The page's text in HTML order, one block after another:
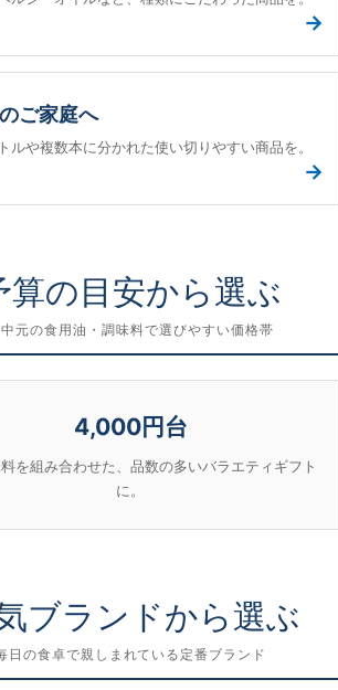
→
ご家庭へ
ルや複数本に分かれた使い切りやすい商品を。
→
算の目安から選ぶ
元の食用油・調味料で選びやすい価格帯
4,000円台
を組み合わせた、品数の多いバラエティギフト
に。
ブランドから選ぶ
日の食卓で親しまれている定番ブランド